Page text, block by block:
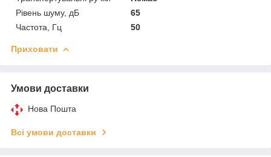
Рівень шуму, дБ
65
Частота, Гц
50
Приховати
Умови доставки
Нова Пошта
Всі умови доставки